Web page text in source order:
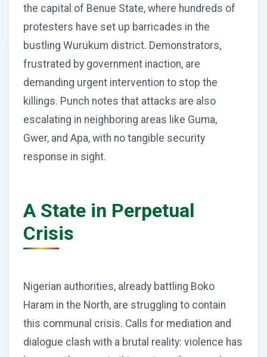
the capital of Benue State, where hundreds of
protesters have set up barricades in the
bustling Wurukum district. Demonstrators,
frustrated by government inaction, are
demanding urgent intervention to stop the
killings. Punch notes that attacks are also
escalating in neighboring areas like Guma,
Gwer, and Apa, with no tangible security
response in sight.
A State in Perpetual
Crisis
Nigerian authorities, already battling Boko
Haram in the North, are struggling to contain
this communal crisis. Calls for mediation and
dialogue clash with a brutal reality: violence has